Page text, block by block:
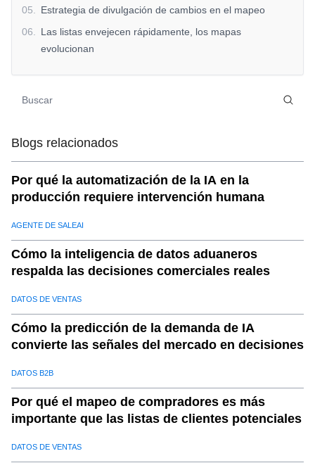
05
Estrategia de divulgación de cambios en el mapeo
06
Las listas envejecen rápidamente, los mapas
evolucionan
Perspectiva final
Blogs relacionados
Por qué la automatización de la IA en la
producción requiere intervención humana
AGENTE DE SALEAI
Cómo la inteligencia de datos aduaneros
respalda las decisiones comerciales reales
DATOS DE VENTAS
Cómo la predicción de la demanda de IA
convierte las señales del mercado en decisiones
DATOS B2B
Por qué el mapeo de compradores es más
importante que las listas de clientes potenciales
DATOS DE VENTAS